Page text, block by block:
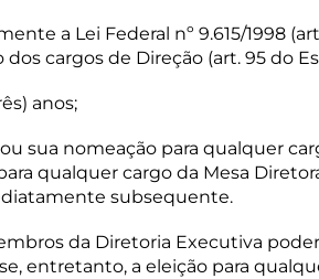
a Lei Federal nº 9.615/1998 (art.
cargos de Direção (art. 95 do
anos;
sua nomeação para qualquer
qualquer cargo da Mesa
subsequente.
da Diretoria Executiva
entretanto, a eleição para